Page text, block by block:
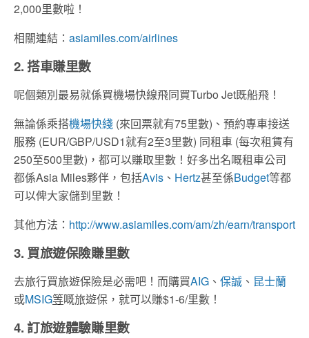
2,000里數啦！
相關連結： asiamiles.com/airlines
2. 搭車賺里數
呢個類別最易就係買機場快線飛同買Turbo Jet既船飛！
無論係乘搭機場快綫 (來回票就有75里數)、預約專車接送
服務 (EUR/GBP/USD1就有2至3里數) 同租車 (每次租賃有
250至500里數)，都可以賺取里數！好多出名嘅租車公司
都係Asia Miles夥伴，包括Avis 、 Hertz甚至係Budget等都
可以俾大家儲到里數！
其他方法： http://www.asiamiles.com/am/zh/earn/transport
3. 買旅遊保險賺里數
去旅行買旅遊保險是必需​吧！而購買AIG 、 保誠 、 昆士蘭
或MSIG等嘅旅遊保，就可以賺$1-6/里數！
4. 訂旅遊體驗賺里數